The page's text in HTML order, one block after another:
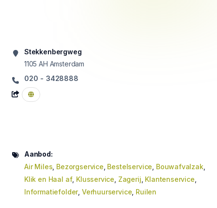
Stekkenbergweg
1105 AH Amsterdam
020 - 3428888
Aanbod:
Air Miles Bezorgservice Bestelservice Bouwafvalzak,
Klik en Haal af, Klusservice Zagerij Klantenservice
Informatiefolder, Verhuurservice Ruilen